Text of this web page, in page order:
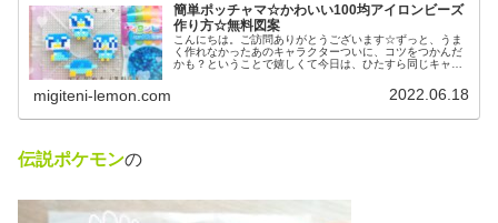
簡単ポッチャマ☆かわいい100均アイロンビーズ
作り方☆無料図案
こんにちは。ご訪問ありがとうございます☆ずっと、うま
く作れなかったあのキャラクターついに、コツをつかんだ
かも？ということで嬉しくて今日は、ひたすら同じキャラ
migiteni-lemon.com 2022.06.18
伝説ポケモンの